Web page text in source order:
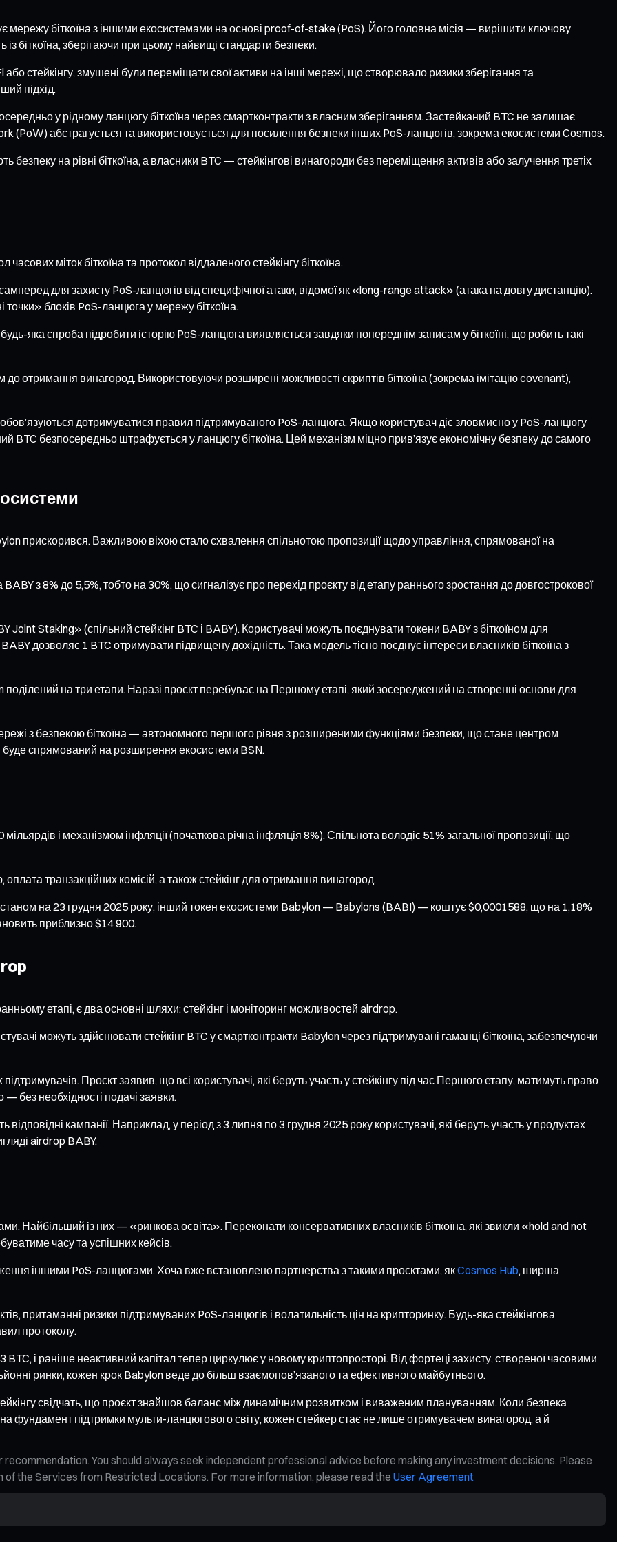
мережу біткоїна з іншими екосистемами на основі proof-of-stake (PoS). Його головна місія — вирішити ключову
біткоїна, зберігаючи при цьому найвищі стандарти безпеки.
або стейкінгу, змушені були переміщати свої активи на інші мережі, що створювало ризики зберігання та
підхід.
у рідному ланцюгу біткоїна через смартконтракти з власним зберіганням. Застейканий BTC не залишає
(PoW) абстрагується та використовується для посилення безпеки інших PoS-ланцюгів, зокрема екосистеми Cosmos.
на рівні біткоїна, а власники BTC — стейкінгові винагороди без переміщення активів або залучення третіх
міток біткоїна та протокол віддаленого стейкінгу біткоїна.
для захисту PoS-ланцюгів від специфічної атаки, відомої як «long-range attack» (атака на довгу дистанцію).
блоків PoS-ланцюга у мережу біткоїна.
яка спроба підробити історію PoS-ланцюга виявляється завдяки попереднім записам у біткоїні, що робить такі
отримання винагород. Використовуючи розширені можливості скриптів біткоїна (зокрема імітацію covenant),
дотримуватися правил підтримуваного PoS-ланцюга. Якщо користувач діє зловмисно у PoS-ланцюгу
BTC безпосередньо штрафується у ланцюгу біткоїна. Цей механізм міцно прив’язує економічну безпеку до самого
прискорився. Важливою віхою стало схвалення спільнотою пропозиції щодо управління, спрямованої на
з 8% до 5,5%, тобто на 30%, що сигналізує про перехід проєкту від етапу раннього зростання до довгострокової
Staking» (спільний стейкінг BTC і BABY). Користувачі можуть поєднувати токени BABY з біткоїном для
дозволяє 1 BTC отримувати підвищену дохідність. Така модель тісно поєднує інтереси власників біткоїна з
поділений на три етапи. Наразі проєкт перебуває на Першому етапі, який зосереджений на створенні основи для
з безпекою біткоїна — автономного першого рівня з розширеними функціями безпеки, що стане центром
буде спрямований на розширення екосистеми BSN.
і механізмом інфляції (початкова річна інфляція 8%). Спільнота володіє 51% загальної пропозиції, що
транзакційних комісій, а також стейкінг для отримання винагород.
на 23 грудня 2025 року, інший токен екосистеми Babylon — Babylons (BABI) — коштує $0,0001588, що на 1,18%
приблизно $14 900.
етапі, є два основні шляхи: стейкінг і моніторинг можливостей airdrop.
можуть здійснювати стейкінг BTC у смартконтракти Babylon через підтримувані гаманці біткоїна, забезпечуючи
Проєкт заявив, що всі користувачі, які беруть участь у стейкінгу під час Першого етапу, матимуть право
— без необхідності подачі заявки.
кампанії. Наприклад, у період з 3 липня по 3 грудня 2025 року користувачі, які беруть участь у продуктах
airdrop BABY.
Найбільший із них — «ринкова освіта». Переконати консервативних власників біткоїна, які звикли «hold and not
часу та успішних кейсів.
іншими PoS-ланцюгами. Хоча вже встановлено партнерства з такими проєктами, якCosmos Hub, ширша
притаманні ризики підтримуваних PoS-ланцюгів і волатильність цін на крипторинку. Будь-яка стейкінгова
протоколу.
і раніше неактивний капітал тепер циркулює у новому криптопросторі. Від фортеці захисту, створеної часовими
ринки, кожен крок Babylon веде до більш взаємопов’язаного та ефективного майбутнього.
свідчать, що проєкт знайшов баланс між динамічним розвитком і виваженим плануванням. Коли безпека
фундамент підтримки мульти-ланцюгового світу, кожен стейкер стає не лише отримувачем винагород, а й
You should always seek independent professional advice before making any investment decisions. Please
the Services from Restricted Locations. For more information, please read the User Agreement